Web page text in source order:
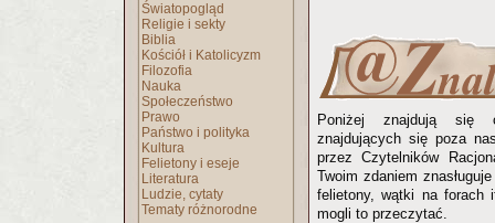
Światopogląd
Religie i sekty
Biblia
Kościół i Katolicyzm
Filozofia
Nauka
Społeczeństwo
Prawo
Państwo i polityka
Kultura
Felietony i eseje
Literatura
Ludzie, cytaty
Tematy różnorodne
Poniżej znajdują się
znajdujących się poza
przez Czytelników
Twoim zdaniem
felietony, wątki na forach
mogli to przeczytać.